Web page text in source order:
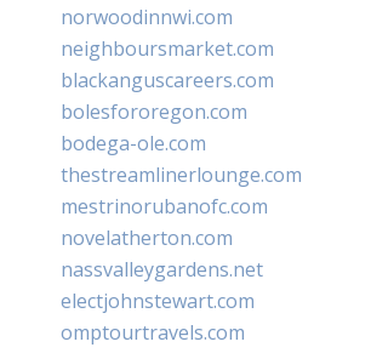
norwoodinnwi.com
neighboursmarket.com
blackanguscareers.com
bolesfororegon.com
bodega-ole.com
thestreamlinerlounge.com
mestrinorubanofc.com
novelatherton.com
nassvalleygardens.net
electjohnstewart.com
omptourtravels.com